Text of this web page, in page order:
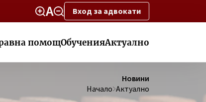
Вход за адвокати
помощОбученияАктуално
Новини
Начало Актуално